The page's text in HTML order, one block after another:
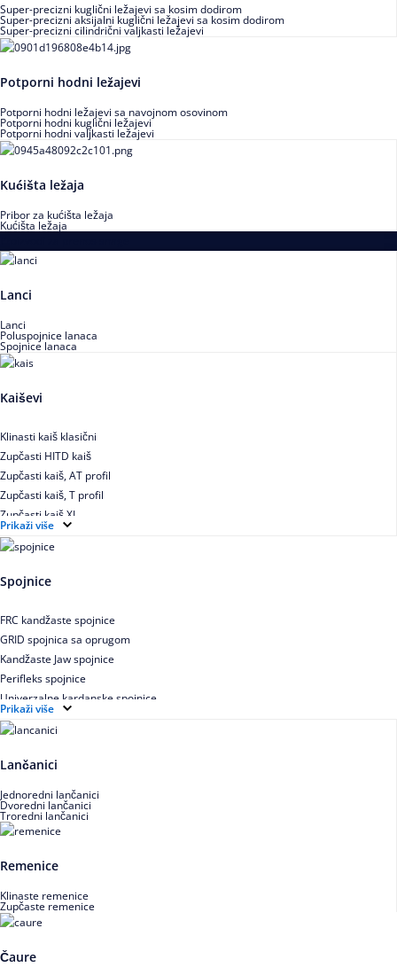
Super-precizni kuglični ležajevi sa kosim dodirom
Super-precizni aksijalni kuglični ležajevi sa kosim dodirom
Super-precizni cilindrični valjkasti ležajevi
Potporni hodni ležajevi
Potporni hodni ležajevi sa navojnom osovinom
Potporni hodni kuglični ležajevi
Potporni hodni valjkasti ležajevi
Kućišta ležaja
Pribor za kućišta ležaja
Kućišta ležaja
Lanci
Lanci
Poluspojnice lanaca
Spojnice lanaca
Kaiševi
Klinasti kaiš klasični
Zupčasti HITD kaiš
Zupčasti kaiš, AT profil
Zupčasti kaiš, T profil
Zupčasti kaiš XL
Zupčasti STD kaiš
Uskoprofilno klinasto remenje
Uskoprofilno klinasto remenje spojeno
Uskoprofilno klinasto remenje XP extra power
Višekanalno remenje PJ,PK
Prikaži više
Spojnice
FRC kandžaste spojnice
GRID spojnica sa oprugom
Kandžaste Jaw spojnice
Perifleks spojnice
Univerzalne kardanske spojnice
Zupčaste spojnice
Prikaži više
Lančanici
Jednoredni lančanici
Dvoredni lančanici
Troredni lančanici
Remenice
Klinaste remenice
Zupčaste remenice
Čaure